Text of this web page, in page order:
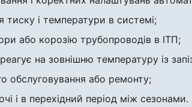
тиску і температури в системі;
або корозію трубопроводів в ІТП;
на зовнішню температуру із
обслуговування або ремонту;
і в перехідний період між сезонами.